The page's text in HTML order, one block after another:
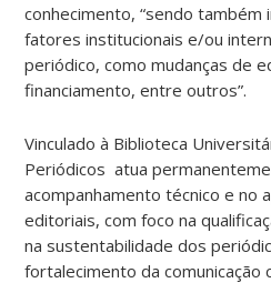
conhecimento, “sendo também
fatores institucionais e/ou
periódico, como mudanças de
financiamento, entre outros”.
Vinculado à Biblioteca
Periódicos atua
acompanhamento técnico e no
editoriais, com foco na
na sustentabilidade dos
fortalecimento da comunicação